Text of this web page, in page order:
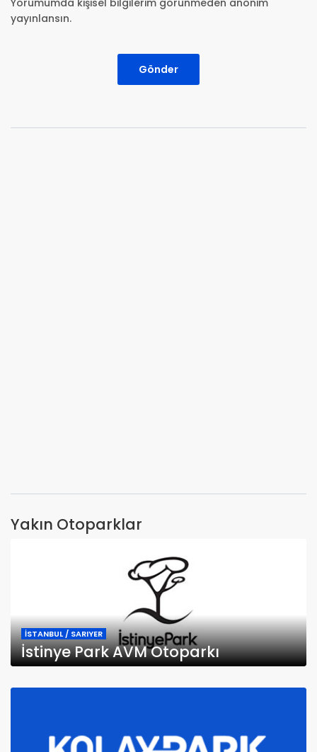
Yorumumda kişisel bilgilerim görünmeden anonim
yayınlansın.
Gönder
Yakın Otoparklar
İSTANBUL / SARIYER
İstinye Park AVM Otoparkı